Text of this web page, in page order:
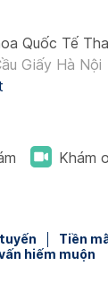
Quốc Tế
Giấy Hà Nội
Khám
Tiền
hiếm muộn